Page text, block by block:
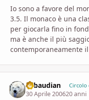
Io sono a favore del
3.5. Il monaco è una
per giocarla fino in
ma è anche il più
contemporaneamente
Sabaudian Circolo
30 Aprile 200620 anni